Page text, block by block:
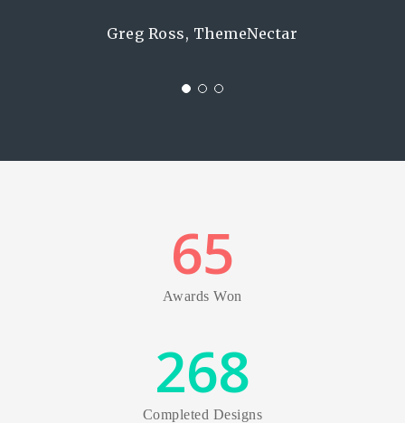
Greg Ross, ThemeNectar
65
Awards Won
268
Completed Designs